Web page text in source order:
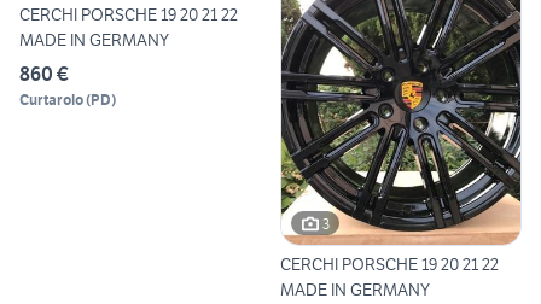
CERCHI PORSCHE 19 20 21 22
MADE IN GERMANY
860 €
Curtarolo(PD)
3
CERCHI PORSCHE 19 20 21 22
MADE IN GERMANY